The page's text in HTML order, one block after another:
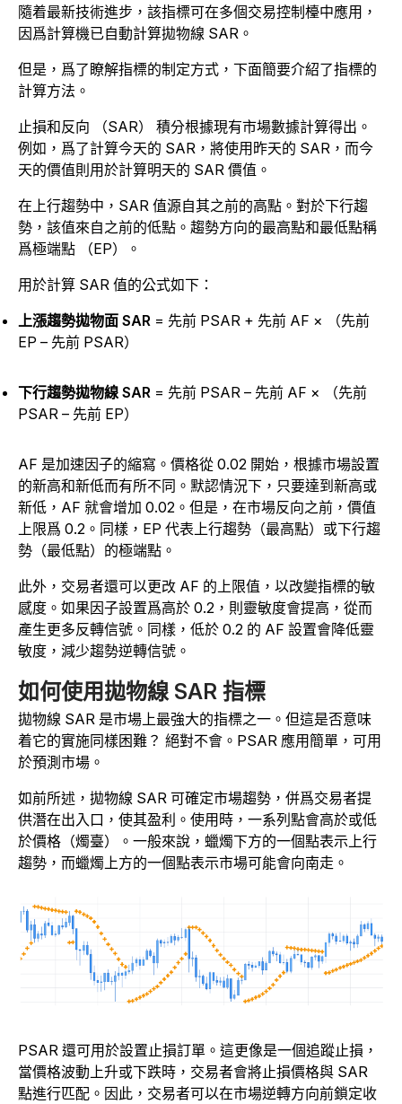
隨着最新技術進步，該指標可在多個交易控制檯中應用，
因爲計算機已自動計算拋物線 SAR。
但是，爲了瞭解指標的制定方式，下面簡要介紹了指標的
計算方法。
止損和反向 （SAR） 積分根據現有市場數據計算得出。
例如，爲了計算今天的 SAR，將使用昨天的 SAR，而今
天的價值則用於計算明天的 SAR 價值。
在上行趨勢中，SAR 值源自其之前的高點。對於下行趨
勢，該值來自之前的低點。趨勢方向的最高點和最低點稱
爲極端點 （EP）。
用於計算 SAR 值的公式如下：
上漲趨勢拋物面 SAR = 先前 PSAR + 先前 AF × （先前
EP – 先前 PSAR）
下行趨勢拋物線 SAR = 先前 PSAR – 先前 AF × （先前
PSAR – 先前 EP）
AF 是加速因子的縮寫。價格從 0.02 開始，根據市場設置
的新高和新低而有所不同。默認情況下，只要達到新高或
新低，AF 就會增加 0.02。但是，在市場反向之前，價值
上限爲 0.2。同樣，EP 代表上行趨勢（最高點）或下行趨
勢（最低點）的極端點。
此外，交易者還可以更改 AF 的上限值，以改變指標的敏
感度。如果因子設置爲高於 0.2，則靈敏度會提高，從而
產生更多反轉信號。同樣，低於 0.2 的 AF 設置會降低靈
敏度，減少趨勢逆轉信號。
如何使用拋物線 SAR 指標
拋物線 SAR 是市場上最強大的指標之一。但這是否意味
着它的實施同樣困難？ 絕對不會。PSAR 應用簡單，可用
於預測市場。
如前所述，拋物線 SAR 可確定市場趨勢，併爲交易者提
供潛在出入口，使其盈利。使用時，一系列點會高於或低
於價格（燭臺）。一般來說，蠟燭下方的一個點表示上行
趨勢，而蠟燭上方的一個點表示市場可能會向南走。
PSAR 還可用於設置止損訂單。這更像是一個追蹤止損，
當價格波動上升或下跌時，交易者會將止損價格與 SAR
點進行匹配。因此，交易者可以在市場逆轉方向前鎖定收